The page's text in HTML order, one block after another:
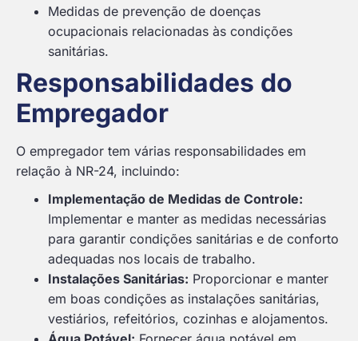
Medidas de prevenção de doenças
ocupacionais relacionadas às condições
sanitárias.
Responsabilidades do
Empregador
O empregador tem várias responsabilidades em
relação à NR-24, incluindo:
Implementação de Medidas de Controle:
Implementar e manter as medidas necessárias
para garantir condições sanitárias e de conforto
adequadas nos locais de trabalho.
Instalações Sanitárias: Proporcionar e manter
em boas condições as instalações sanitárias,
vestiários, refeitórios, cozinhas e alojamentos.